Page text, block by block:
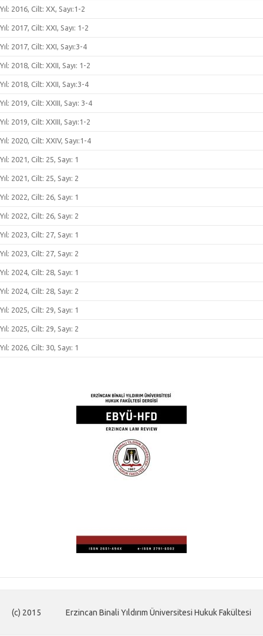
Yıl: 2016, Cilt: XX, Sayı:1-2
Yıl: 2017, Cilt: XXI, Sayı: 1-2
Yıl: 2017, Cilt: XXI, Sayı:3-4
Yıl: 2018, Cilt: XXII, Sayı: 1-2
Yıl: 2018, Cilt: XXII, Sayı:3-4
Yıl: 2019, Cilt: XXIII, Sayı: 3-4
Yıl: 2019, Cilt: XXIII, Sayı:1-2
Yıl: 2020, Cilt: XXIV, Sayı:1-4
Yıl: 2021, Cilt: 25, Sayı: 1
Yıl: 2021, Cilt: 25, Sayı: 2
Yıl: 2022, Cilt: 26, Sayı: 1
Yıl: 2022, Cilt: 26, Sayı: 2
Yıl: 2023, Cilt: 27, Sayı: 1
Yıl: 2023, Cilt: 27, Sayı: 2
Yıl: 2024, Cilt: 28, Sayı: 1
Yıl: 2024, Cilt: 28, Sayı: 2
Yıl: 2025, Cilt: 29, Sayı: 1
Yıl: 2025, Cilt: 29, Sayı: 2
Yıl: 2026, Cilt: 30, Sayı: 1
(c) 2015 Erzincan Binali Yıldırım Üniversitesi Hukuk Fakültesi